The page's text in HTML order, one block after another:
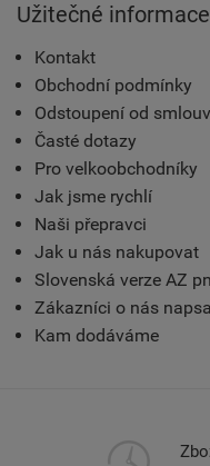
Užitečné informace
Kontakt
Obchodní podmínky
Odstoupení od
Časté dotazy
Pro velkoobchodníky
Jak jsme rychlí
Naši přepravci
Jak u nás nakupovat
Slovenská verze AZ
Zákazníci o nás
Kam dodáváme